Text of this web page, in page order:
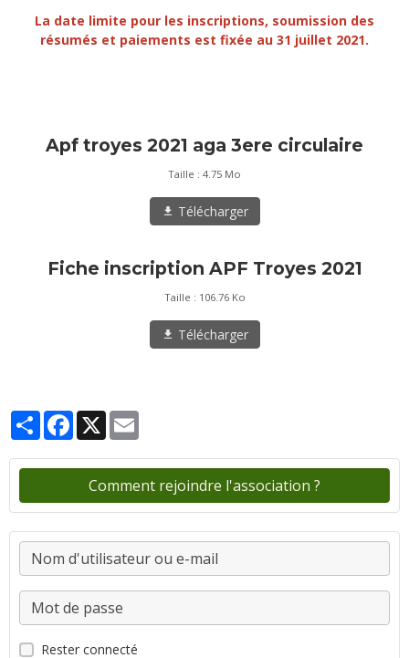
La date limite pour les inscriptions, soumission des
résumés et paiements est fixée au 31 juillet 2021.
Apf troyes 2021 aga 3ere circulaire
Taille : 4.75 Mo
Télécharger
Fiche inscription APF Troyes 2021
Taille : 106.76 Ko
Télécharger
PartagerFacebook
X
Comment rejoindre l'association ?
Rester connecté